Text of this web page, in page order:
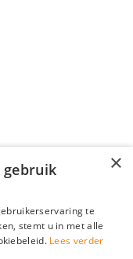
×
gebruik
te
stemt u in met alle
Lees verder